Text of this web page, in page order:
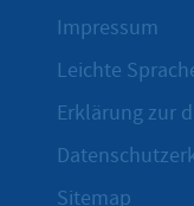
Impressum
Leichte
Erklärung zur
Sitemap